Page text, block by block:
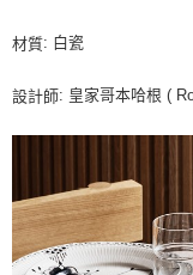
材質: 白瓷
設計師: 皇家哥本哈根 (